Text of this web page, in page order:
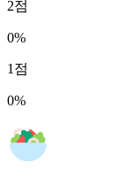
2점
0%
1 점
0%